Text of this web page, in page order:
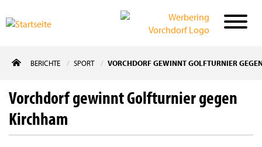
zum
BERICHTE SPORT VORCHDORF GEWINNT GOLFTURNIER
Vorchdorf gewinnt Golfturnier gegen
Kirchham